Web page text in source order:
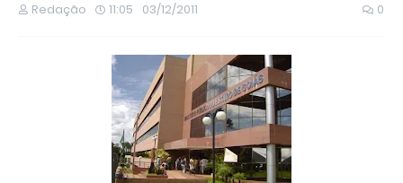
Redação 11:05 03/12/2011 0